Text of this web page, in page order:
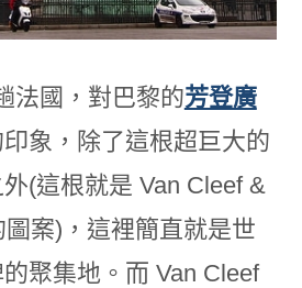
法國，對巴黎的芳登廣
象，除了這根超巨大的
(這根就是 Van Cleef &
案)，這裡簡直就是世
聚集地。而 Van Cleef